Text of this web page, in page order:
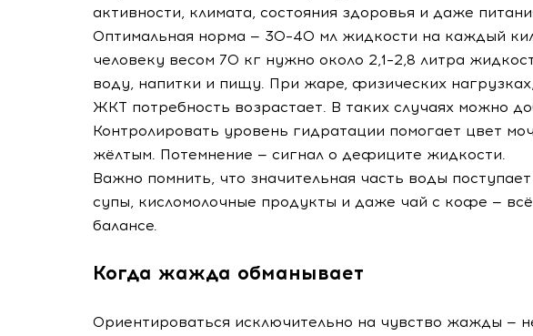
активности, климата, состояния здоровья и даже
Оптимальная норма — 30–40 мл жидкости на каждый
человеку весом 70 кг нужно около 2,1–2,8 литра
воду, напитки и пищу. При жаре, физических
ЖКТ потребность возрастает. В таких случаях можно
Контролировать уровень гидратации помогает цвет
жёлтым. Потемнение — сигнал о дефиците жидкости.
Важно помнить, что значительная часть воды
супы, кисломолочные продукты и даже чай с кофе —
балансе.
Когда жажда обманывает
Ориентироваться исключительно на чувство жажды —